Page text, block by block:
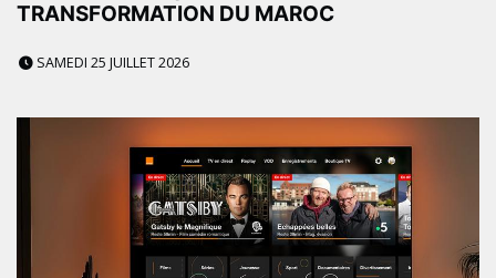
TRANSFORMATION DU MAROC
SAMEDI 25 JUILLET 2026